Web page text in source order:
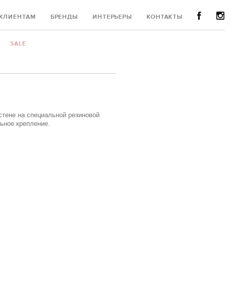
SALE
КЛИЕНТАМ БРЕНДЫ ИНТЕРЬЕРЫ КОНТАКТЫ
на специальной резиновой
крепление.